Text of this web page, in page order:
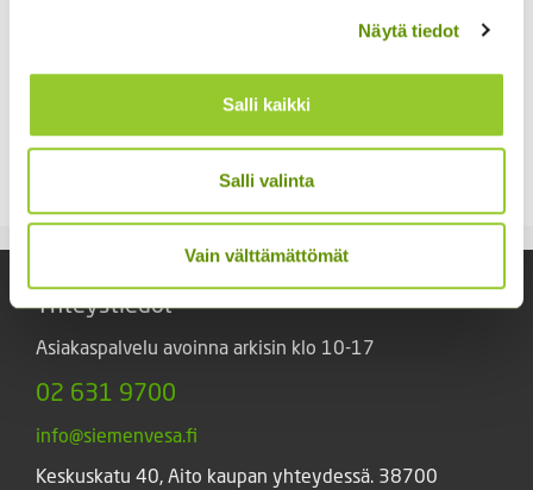
Näytä tiedot
Salli kaikki
Salli valinta
Vain välttämättömät
Kääpiöauringonkukka
Pacino Mix
Sisältää arvonlisäveron
Tarhakukonkannus
sekoitus
3,00
Yhteystiedot
Asiakaspalvelu avoinna arkisin klo 10-17
02 631 9700
info@siemenvesa.fi
Keskuskatu 40, Aito kaupan yhteydessä. 38700